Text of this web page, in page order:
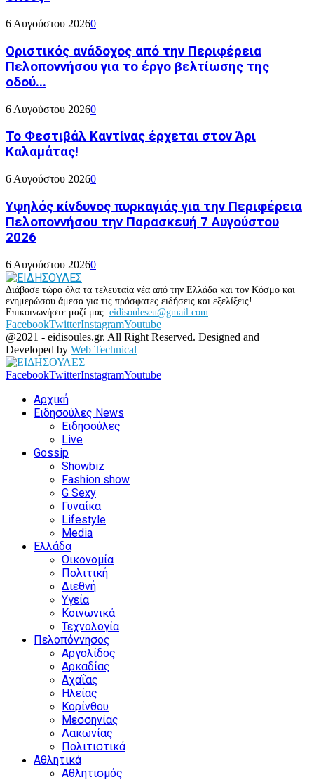
6 Αυγούστου 20260
Οριστικός ανάδοχος από την Περιφέρεια
Πελοποννήσου για το έργο βελτίωσης της
οδού...
6 Αυγούστου 20260
Το Φεστιβάλ Καντίνας έρχεται στον Άρι
Καλαμάτας!
6 Αυγούστου 20260
Υψηλός κίνδυνος πυρκαγιάς για την Περιφέρεια
Πελοποννήσου την Παρασκευή 7 Αυγούστου
2026
6 Αυγούστου 20260
Διάβασε τώρα όλα τα τελευταία νέα από την Ελλάδα και τον Κόσμο και
ενημερώσου άμεσα για τις πρόσφατες ειδήσεις και εξελίξεις!
Επικοινωνήστε μαζί μας: eidisouleseu@gmail.com
FacebookTwitterInstagramYoutube
@2021 - eidisoules.gr. All Right Reserved. Designed and
Developed by Web Technical
FacebookTwitterInstagramYoutube
Αρχική
Ειδησούλες News
Ειδησούλες
Live
Gossip
Showbiz
Fashion show
G Sexy
Γυναίκα
Lifestyle
Media
Ελλάδα
Οικονομία
Πολιτική
Διεθνή
Υγεία
Κοινωνικά
Τεχνολογία
Πελοπόννησος
Αργολίδος
Αρκαδίας
Αχαΐας
Ηλείας
Κορίνθου
Μεσσηνίας
Λακωνίας
Πολιτιστικά
Αθλητικά
Αθλητισμός